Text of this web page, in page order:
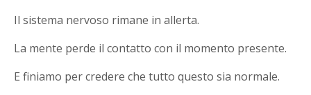
Il sistema nervoso rimane in allerta.
La mente perde il contatto con il momento presente.
E finiamo per credere che tutto questo sia normale.